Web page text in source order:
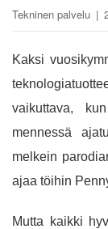
Tekninen palvelu |
Kaksi
vaikuttava,
mennessä
melkein
ajaa töihin
Mutta kaikki